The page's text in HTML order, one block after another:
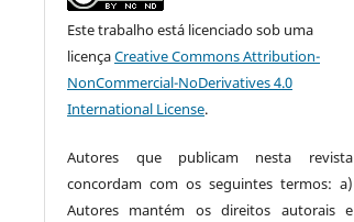
Este trabalho está licenciado sob uma
licençaCreative Commons Attribution-
NonCommercial-NoDerivatives 4.0
International License.
Autores que publicam nesta revista
concordam com os seguintes termos: a)
Autores mantém os direitos autorais e